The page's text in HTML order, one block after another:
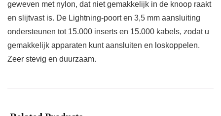
geweven met nylon, dat niet gemakkelijk in de knoop raakt
en slijtvast is. De Lightning-poort en 3,5 mm aansluiting
ondersteunen tot 15.000 inserts en 15.000 kabels, zodat u
gemakkelijk apparaten kunt aansluiten en loskoppelen.
Zeer stevig en duurzaam.